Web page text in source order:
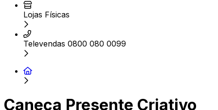
Lojas Físicas
Televendas 0800 080 0099
Caneca Presente Criativo